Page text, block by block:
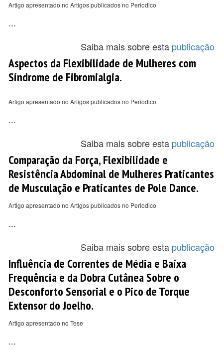
Artigo apresentado no Artigos publicados no Periodico
...
Saiba mais sobre esta publicação
Aspectos da Flexibilidade de Mulheres com
Síndrome de Fibromialgia.
Artigo apresentado no Artigos publicados no Periodico
...
Saiba mais sobre esta publicação
Comparação da Força, Flexibilidade e
Resistência Abdominal de Mulheres Praticantes
de Musculação e Praticantes de Pole Dance.
Artigo apresentado no Artigos publicados no Periodico
...
Saiba mais sobre esta publicação
Influência de Correntes de Média e Baixa
Frequência e da Dobra Cutânea Sobre o
Desconforto Sensorial e o Pico de Torque
Extensor do Joelho.
Artigo apresentado no Tese
...